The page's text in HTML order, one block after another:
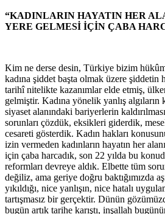
“KADINLARIN HAYATIN HER
YERE GELMESİ İÇİN ÇABA
Kim ne derse desin, Türkiye bizim
kadına şiddet başta olmak üzere şiddetin
tarihî nitelikte kazanımlar elde etmiş,
gelmiştir. Kadına yönelik yanlış algıların
siyaset alanındaki bariyerlerin
sorunları çözdük, eksikleri giderdik,
cesareti gösterdik. Kadın hakları
izin vermeden kadınların hayatın her
için çaba harcadık, son 22 yılda bu
reformları devreye aldık. Elbette tüm
değiliz, ama geriye doğru baktığımızda
yıkıldığı, nice yanlışın, nice hatalı
tartışmasız bir gerçektir. Dünün
bugün artık tarihe karıştı, inşallah